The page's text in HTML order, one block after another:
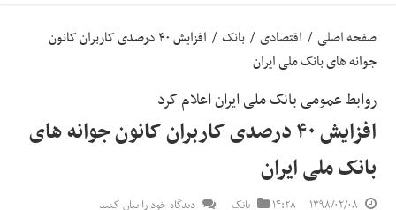
صفحه اصلی / اقتصادی / بانک /
افزایش ۴۰ درصدی کاربران کانون
جوانه های بانک ملی ایران
روابط عمومی بانک ملی ایران اعلام کرد
افزایش ۴۰ درصدی کاربران کانون جوانه های
بانک ملی ایران
۱۳۹۸/۰۲/۰۸ ۱۴:۲۸ بانک
دیدگاه خود را بیان کنید